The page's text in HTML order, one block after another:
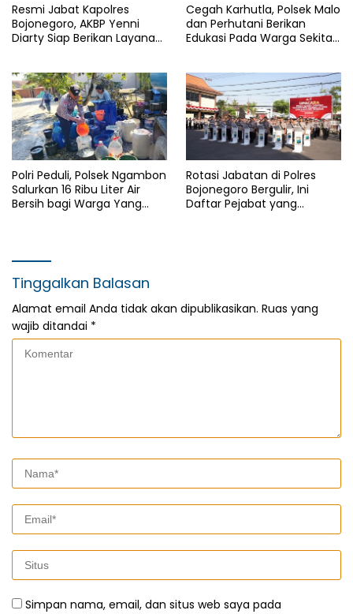
Resmi Jabat Kapolres
Bojonegoro, AKBP Yenni
Diarty Siap Berikan Layanan
Cegah Karhutla, Polsek Malo
dan Perhutani Berikan
Edukasi Pada Warga Sekitar
Polri Peduli, Polsek Ngambon
Salurkan 16 Ribu Liter Air
Bersih bagi Warga Yang
Rotasi Jabatan di Polres
Bojonegoro Bergulir, Ini
Daftar Pejabat yang
Tinggalkan Balasan
Alamat email Anda tidak akan dipublikasikan. Ruas yang
wajib ditandai *
Simpan nama, email, dan situs web saya pada